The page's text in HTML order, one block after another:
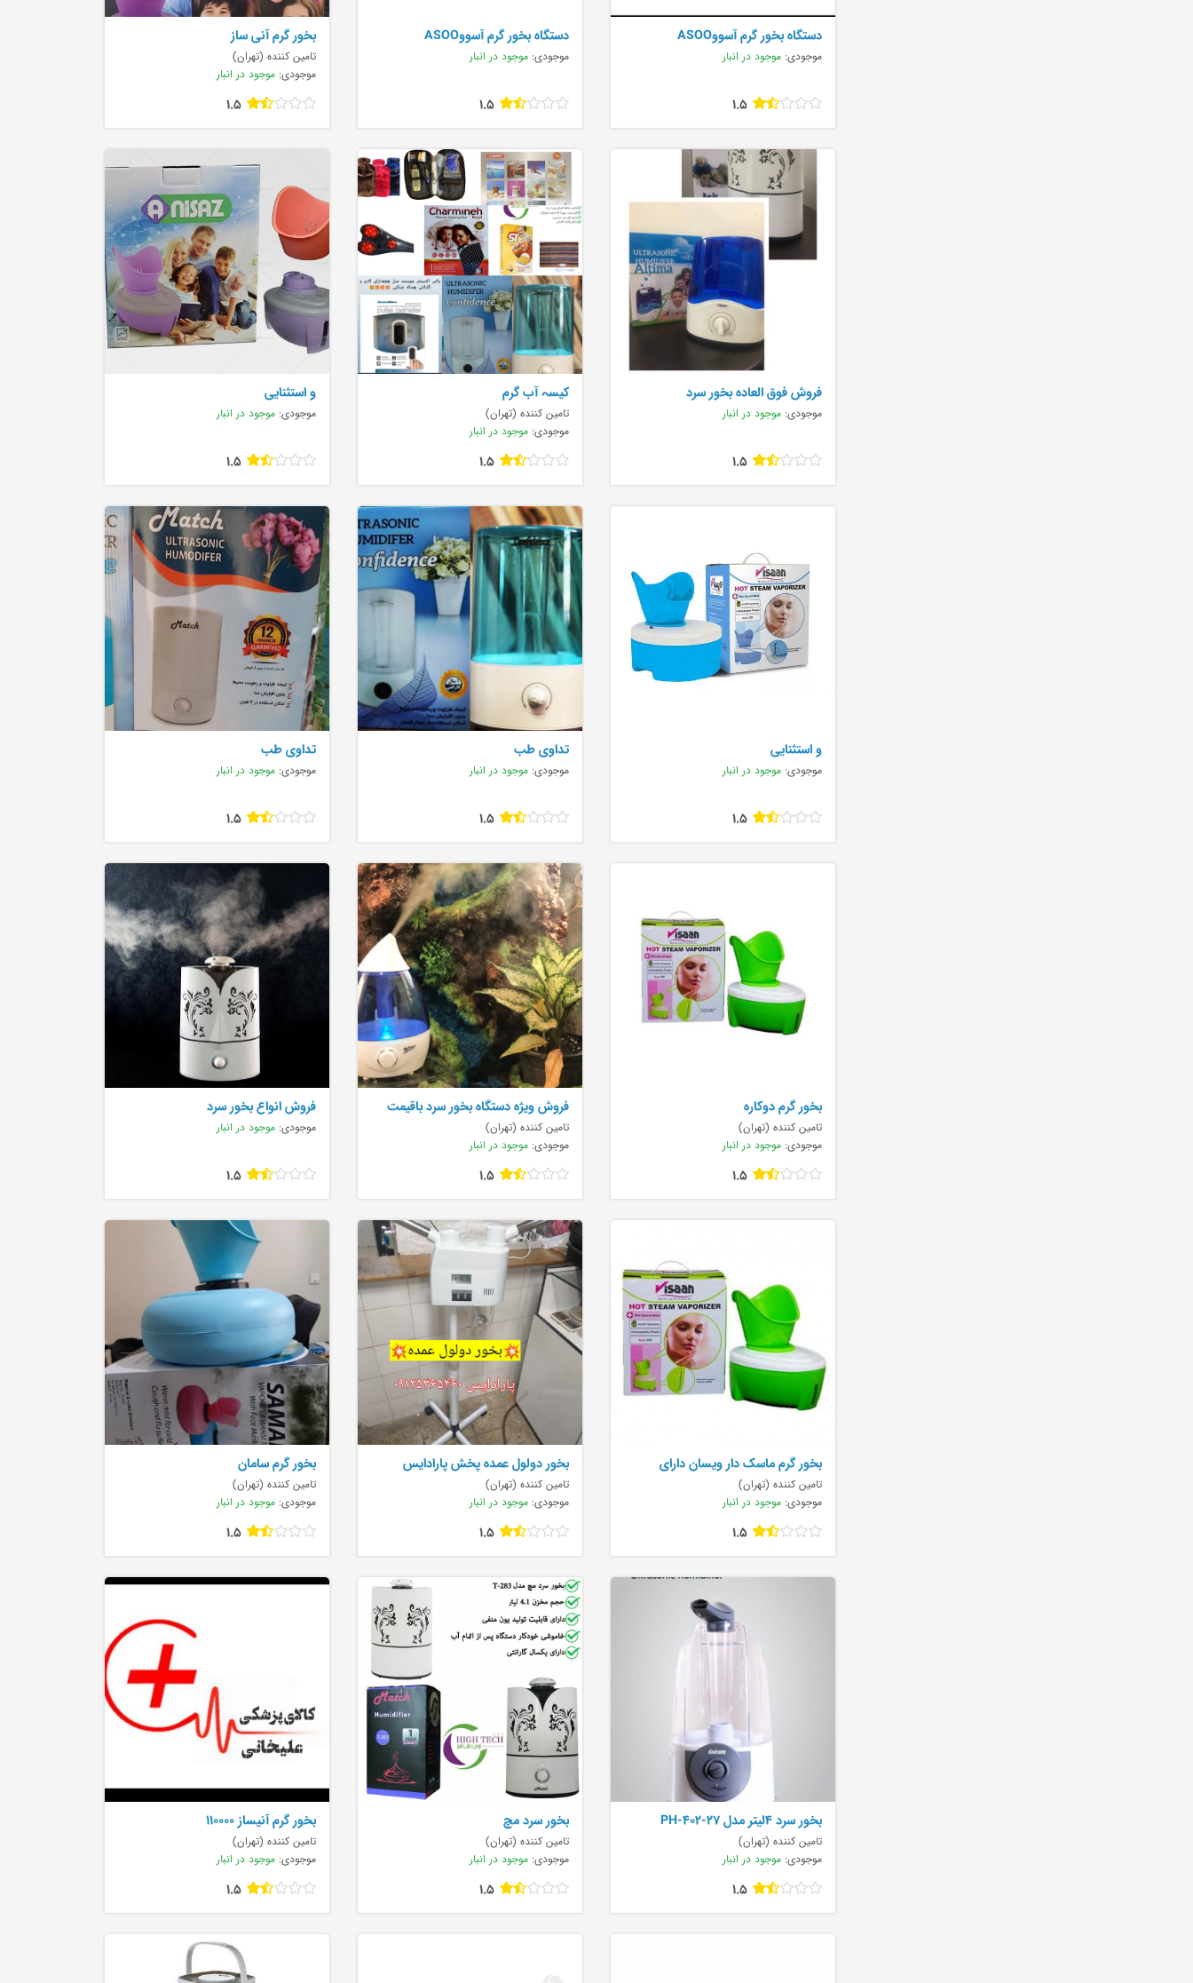
دستگاه بخور گرم آسووASOO
موجودی: موجود در انبار
1.5
دستگاه بخور گرم آسووASOO
موجودی: موجود در انبار
1.5
بخور گرم آنی ساز
تامین کننده (تهران)
موجودی: موجود در انبار
1.5
فروش فوق العاده بخور سرد
موجودی: موجود در انبار
1.5
کیسہ آب گرم
تامین کننده (تهران)
موجودی: موجود در انبار
1.5
و استثنایی
موجودی: موجود در انبار
1.5
و استثنایی
موجودی: موجود در انبار
1.5
تداوی طب
موجودی: موجود در انبار
1.5
تداوی طب
موجودی: موجود در انبار
1.5
بخور گرم دوکاره
تامین کننده (تهران)
موجودی: موجود در انبار
1.5
فروش ويژه دستگاه بخور سرد باقيمت
تامین کننده (تهران)
موجودی: موجود در انبار
1.5
فروش انواع بخور سرد
موجودی: موجود در انبار
1.5
بخور گرم ماسک دار ویسان دارای
تامین کننده (تهران)
موجودی: موجود در انبار
1.5
بخور دولول عمده پخش پارادایس
تامین کننده (تهران)
موجودی: موجود در انبار
1.5
بخور گرم سامان
تامین کننده (تهران)
موجودی: موجود در انبار
1.5
بخور سرد ٤ليتر مدل PH-402-27
تامین کننده (تهران)
موجودی: موجود در انبار
1.5
بخور سرد مچ
تامین کننده (تهران)
موجودی: موجود در انبار
1.5
بخور گرم آنیساز 110000
تامین کننده (تهران)
موجودی: موجود در انبار
1.5